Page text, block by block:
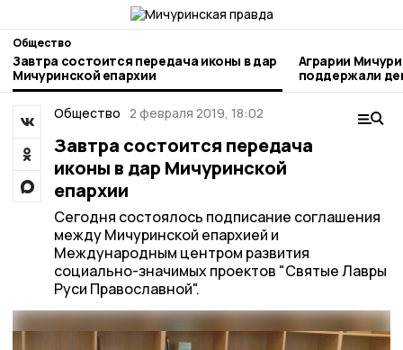
Общество
Завтра состоится передача иконы в дар
Мичуринской епархии
Аграрии
поддержали день
труда
Общество 2 февраля 2019, 18:02
Завтра состоится передача
иконы в дар Мичуринской
епархии
Сегодня состоялось подписание соглашения
между Мичуринской епархией и
Международным центром развития
социально-значимых проектов "Святые Лавры
Руси Православной".